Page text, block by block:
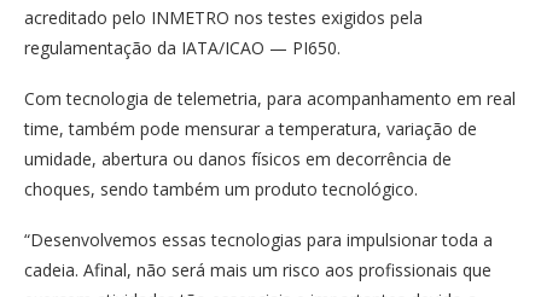
acreditado pelo INMETRO nos testes exigidos pela
regulamentação da IATA/ICAO — PI650.
Com tecnologia de telemetria, para acompanhamento em real
time, também pode mensurar a temperatura, variação de
umidade, abertura ou danos físicos em decorrência de
choques, sendo também um produto tecnológico.
“Desenvolvemos essas tecnologias para impulsionar toda a
cadeia. Afinal, não será mais um risco aos profissionais que